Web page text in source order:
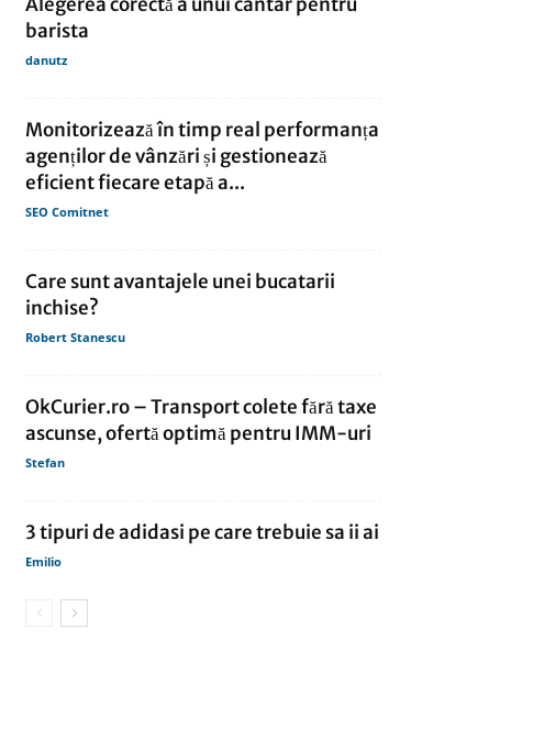
barista
danutz
Monitorizează în timp real performanța
agenților de vânzări și gestionează
eficient fiecare etapă a...
SEO Comitnet
Care sunt avantajele unei bucatarii
inchise?
Robert Stanescu
OkCurier.ro – Transport colete fără taxe
ascunse, ofertă optimă pentru IMM-uri
Stefan
3 tipuri de adidasi pe care trebuie sa ii ai
Emilio